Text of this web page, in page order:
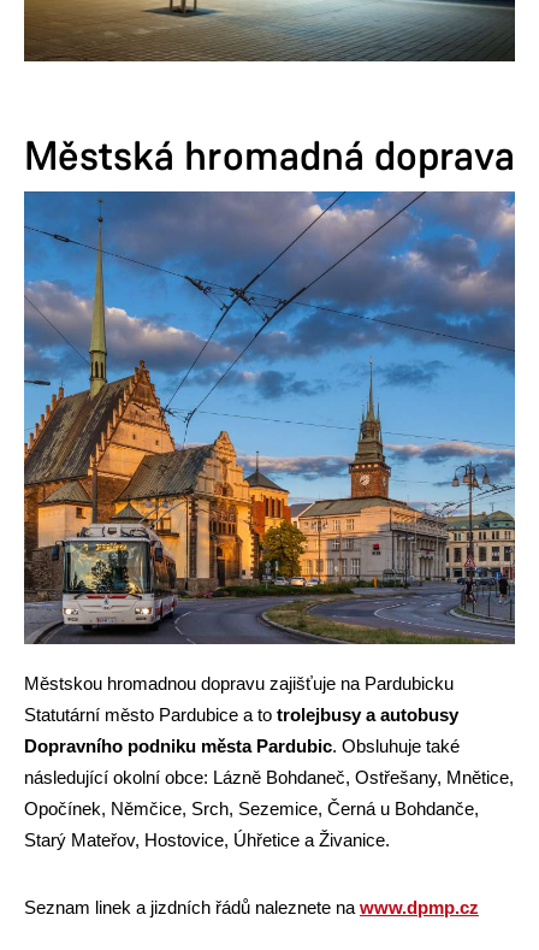
Městská hromadná doprava
Městskou hromadnou dopravu zajišťuje na Pardubicku
Statutární město Pardubice a to trolejbusy a autobusy
Dopravního podniku města Pardubic. Obsluhuje také
následující okolní obce: Lázně Bohdaneč, Ostřešany, Mnětice,
Opočínek, Němčice, Srch, Sezemice, Černá u Bohdanče,
Starý Mateřov, Hostovice, Úhřetice a Živanice.
Seznam linek a jizdních řádů naleznete na www.dpmp.cz